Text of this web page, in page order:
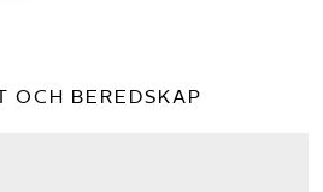
OCH BEREDSKAP